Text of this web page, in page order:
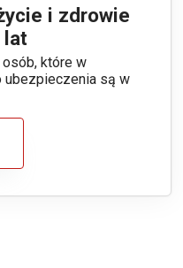
i zdrowie
lat
które w
ubezpieczenia są w